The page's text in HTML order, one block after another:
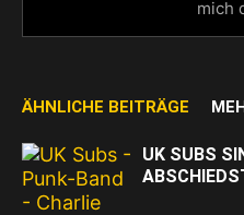
mich
ÄHNLICHE BEITRÄGE
UK SUBS